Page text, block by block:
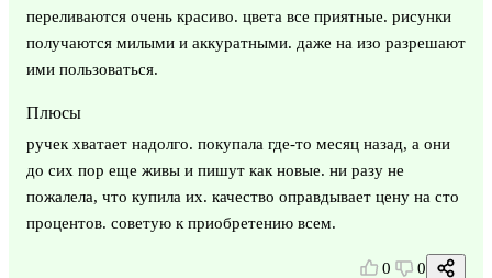
переливаются очень красиво. цвета все приятные. рисунки
получаются милыми и аккуратными. даже на изо разрешают
ими пользоваться.
Плюсы
ручек хватает надолго. покупала где-то месяц назад, а они
до сих пор еще живы и пишут как новые. ни разу не
пожалела, что купила их. качество оправдывает цену на сто
процентов. советую к приобретению всем.
0 0